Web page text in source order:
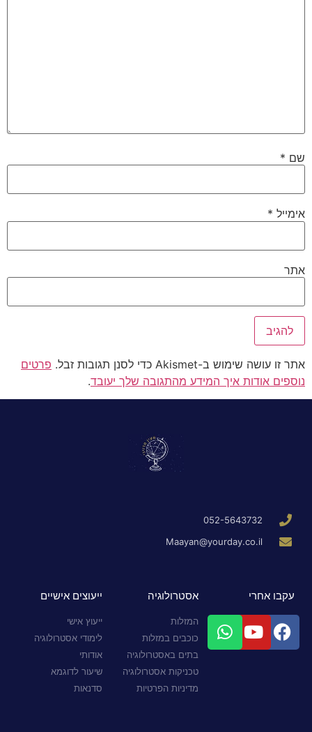
שם *
אימייל *
אתר
אתר זו עושה שימוש ב-Akismet כדי לסנן תגובות זבל.
פרטים
נוספים אודות איך המידע מהתגובה שלך יעובד.
052-5643732
Maayan@yourday.co.il
עקבו אחרי אסטרולוגיה
המזלות
כוכבים במזלות
בתים באסטרולוגיה
טכניקות אסטרולוגיה
מדיניות הפרטיות
ייעוצים אישיים
ייעוץ אישי
לימודי אסטרולוגיה
אודותי
שיעור לדוגמא
סדנאות